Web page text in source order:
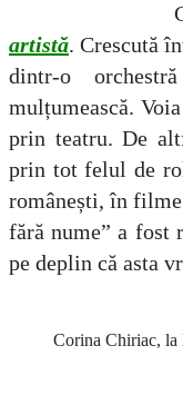
Corina
artistă. Crescută
dintr-o
mulțumească.
prin teatru. De
prin tot felul de
românești, în
fără nume” a fost
pe deplin că asta
Corina Chiriac, la
Chiar